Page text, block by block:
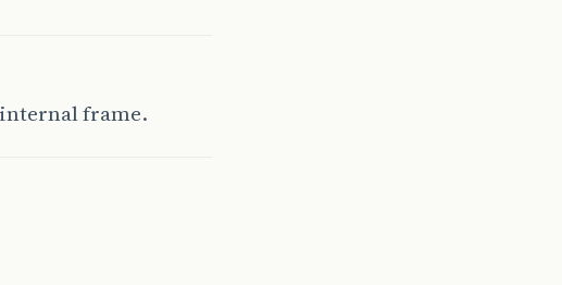
internal frame.